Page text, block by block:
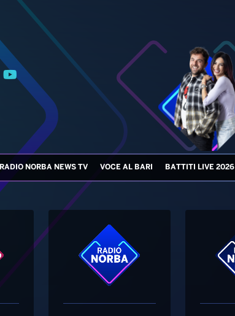
RADIO NORBA NEWS TV VOCE AL BARI BATTITI LIVE 2026